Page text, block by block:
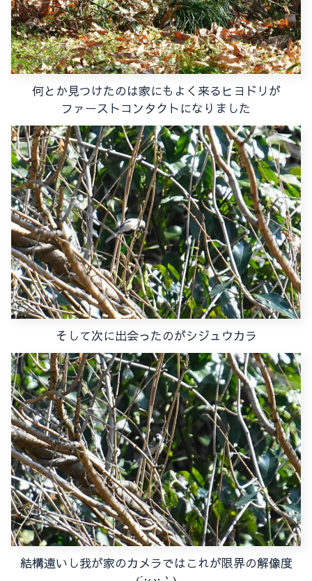
何とか見つけたのは家にもよく来るヒヨドリが
ファーストコンタクトになりました
そして次に出会ったのがシジュウカラ
結構遠いし我が家のカメラではこれが限界の解像度